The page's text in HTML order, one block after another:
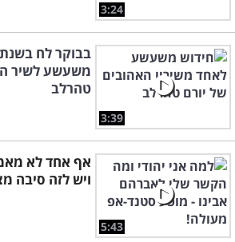
3:24
3:39
בבוקר לח
משעשע לשיר
טהרלב
5:43
אף אחד לא
ויש לזה סיבה